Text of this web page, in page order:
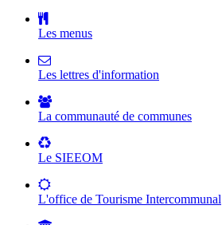
Les menus
Les lettres d'information
La communauté de communes
Le SIEEOM
L'office de Tourisme Intercommunal